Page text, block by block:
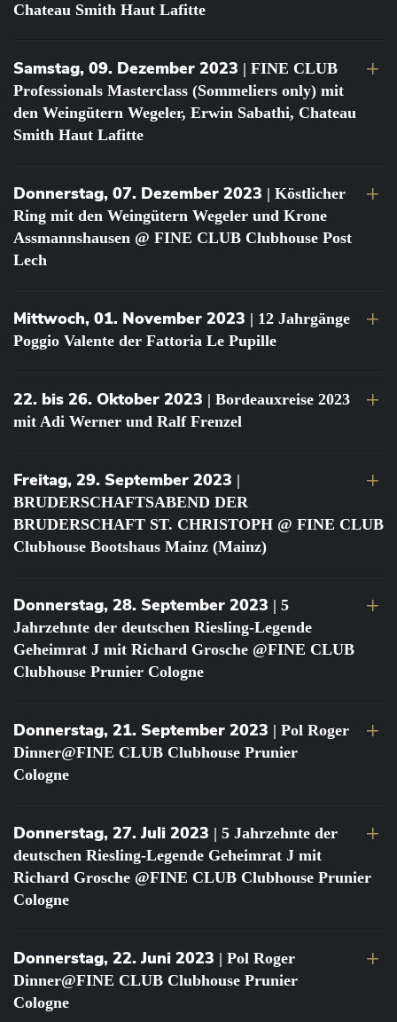
Chateau Smith Haut Lafitte
Samstag, 09. Dezember 2023 | FINE CLUB
Professionals Masterclass (Sommeliers only) mit
den Weingütern Wegeler, Erwin Sabathi, Chateau
Smith Haut Lafitte
Donnerstag, 07. Dezember 2023 | Köstlicher
Ring mit den Weingütern Wegeler und Krone
Assmannshausen @ FINE CLUB Clubhouse Post
Lech
Mittwoch, 01. November 2023 | 12 Jahrgänge
Poggio Valente der Fattoria Le Pupille
22. bis 26. Oktober 2023 | Bordeauxreise 2023
mit Adi Werner und Ralf Frenzel
Freitag, 29. September 2023 |
BRUDERSCHAFTSABEND DER
BRUDERSCHAFT ST. CHRISTOPH @ FINE CLUB
Clubhouse Bootshaus Mainz (Mainz)
Donnerstag, 28. September 2023 | 5
Jahrzehnte der deutschen Riesling-Legende
Geheimrat J mit Richard Grosche @FINE CLUB
Clubhouse Prunier Cologne
Donnerstag, 21. September 2023 | Pol Roger
Dinner@FINE CLUB Clubhouse Prunier
Cologne
Donnerstag, 27. Juli 2023 | 5 Jahrzehnte der
deutschen Riesling-Legende Geheimrat J mit
Richard Grosche @FINE CLUB Clubhouse Prunier
Cologne
Donnerstag, 22. Juni 2023 | Pol Roger
Dinner@FINE CLUB Clubhouse Prunier
Cologne